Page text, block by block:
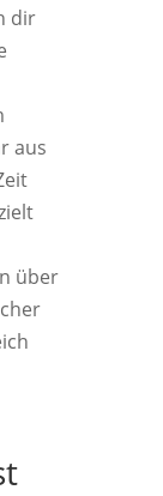
dir
aus
über